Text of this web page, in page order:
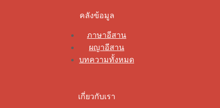
คลังข้อมูล
ภาษาอีสาน
ผญาอีสาน
บทความทั้งหมด
เกี่ยวกับเรา